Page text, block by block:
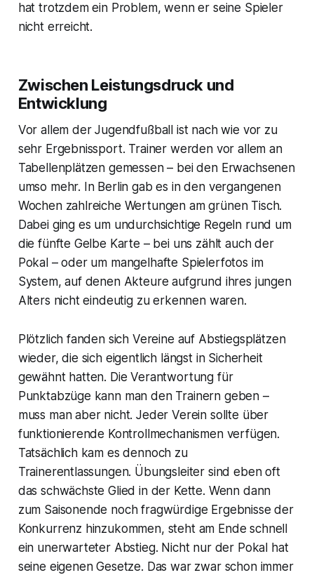
hat trotzdem ein Problem, wenn er seine Spieler
nicht erreicht.
Zwischen Leistungsdruck und
Entwicklung
Vor allem der Jugendfußball ist nach wie vor zu
sehr Ergebnissport. Trainer werden vor allem an
Tabellenplätzen gemessen – bei den Erwachsenen
umso mehr. In Berlin gab es in den vergangenen
Wochen zahlreiche Wertungen am grünen Tisch.
Dabei ging es um undurchsichtige Regeln rund um
die fünfte Gelbe Karte – bei uns zählt auch der
Pokal – oder um mangelhafte Spielerfotos im
System, auf denen Akteure aufgrund ihres jungen
Alters nicht eindeutig zu erkennen waren.
Plötzlich fanden sich Vereine auf Abstiegsplätzen
wieder, die sich eigentlich längst in Sicherheit
gewähnt hatten. Die Verantwortung für
Punktabzüge kann man den Trainern geben –
muss man aber nicht. Jeder Verein sollte über
funktionierende Kontrollmechanismen verfügen.
Tatsächlich kam es dennoch zu
Trainerentlassungen. Übungsleiter sind eben oft
das schwächste Glied in der Kette. Wenn dann
zum Saisonende noch fragwürdige Ergebnisse der
Konkurrenz hinzukommen, steht am Ende schnell
ein unerwarteter Abstieg. Nicht nur der Pokal hat
seine eigenen Gesetze. Das war zwar schon immer